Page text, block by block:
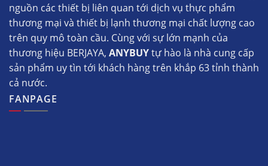
nguồn các thiết bị liên quan tới dịch vụ thực phẩm
thương mại và thiết bị lạnh thương mại chất lượng cao
trên quy mô toàn cầu. Cùng với sự lớn mạnh của
thương hiệu BERJAYA, ANYBUYtự hào là nhà cung cấp
sản phẩm uy tìn tới khách hàng trên khắp 63 tỉnh thành
cả nước.
FANPAGE